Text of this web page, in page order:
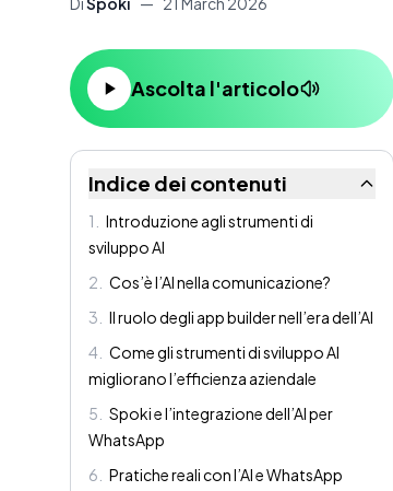
Ascolta l'articolo
Indice dei contenuti
1
Introduzione agli strumenti di
sviluppo AI
2
Cos’è l’AI nella comunicazione?
3
Il ruolo degli app builder nell’era dell’AI
4
Come gli strumenti di sviluppo AI
migliorano l’efficienza aziendale
5
Spoki e l’integrazione dell’AI per
WhatsApp
6
Pratiche reali con l’AI e WhatsApp